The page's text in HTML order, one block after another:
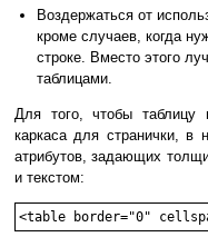
Воздержаться от
кроме случаев, когда
строке. Вместо этого
таблицами.
Для того, чтобы таблицу
каркаса для странички, в
атрибутов, задающих
и текстом: